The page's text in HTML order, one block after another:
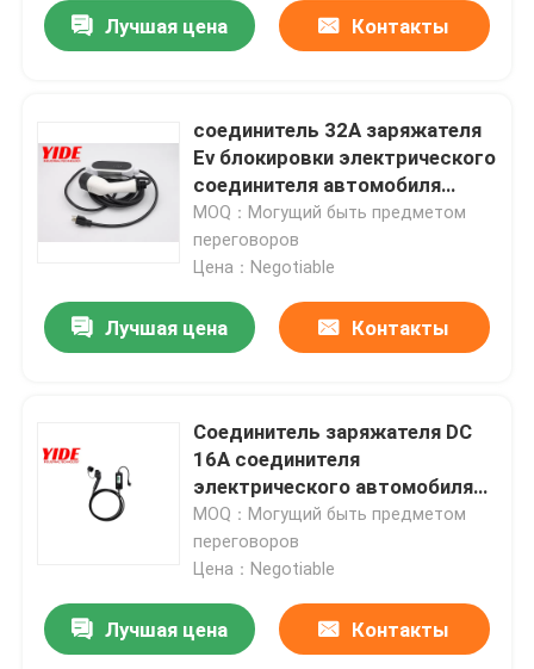
О Компании
Продукция
Соединитель электрического автомобиля
Соединитель велосипеда e
Электрический соединитель мотоцикла
Соединитель батареи Ebike
Соединитель батареи скутера
Куча EV поручая
Лучшая цена Контакты
соединитель 32A заряжателя
Ev блокировки электрического
соединителя автомобиля
3.5kw
MOQ：Могущий быть предметом
переговоров
Цена：Negotiable
Лучшая цена Контакты
Соединитель заряжателя DC
16A соединителя
электрического автомобиля
50HZ водоустойчивый
MOQ：Могущий быть предметом
переговоров
Цена：Negotiable
Лучшая цена Контакты